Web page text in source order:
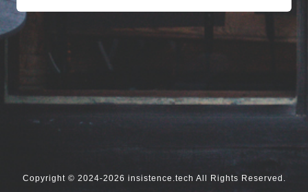
Copyright © 2024-2026 insistence.tech All Rights Reserved.